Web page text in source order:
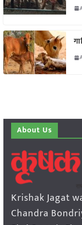
About Us
Krishak Jagat
Chandra